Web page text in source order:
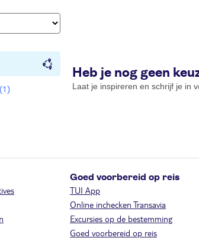
(1)
Heb je nog geen
Laat je inspireren en schrijf je in
Goed voorbereid op reis
TUI App
Online inchecken Transavia
Excursies op de bestemming
Goed voorbereid op reis